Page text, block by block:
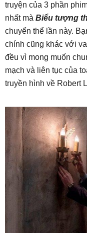
truyện của 3 phần
nhất mà Biểu tượng
chuyển thể lần này.
chính cũng khác với
đều vì mong muốn
mạch và liên tục của
truyền hình về Robert